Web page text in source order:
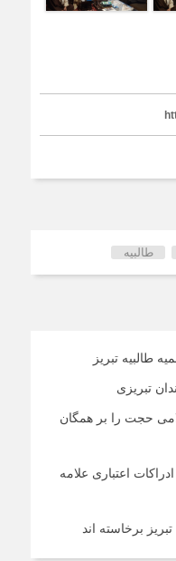
طالبیه
طالبیه تبریز
حجت را بر همگان
اعتباری علامه